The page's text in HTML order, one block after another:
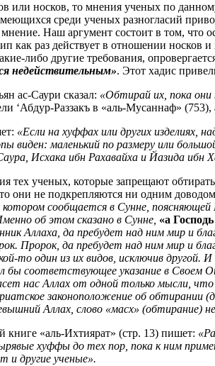
или носков, то мнения ученых по
среди ученых разногласий
Наш аргумент состоит в том, что
как раз действует в отношении носков
либо другие требования,
недействительным». Этот хадис
ас-Саури сказал: «Обтирай их, пока
‘Абдур-Раззакъ в «аль-Мусаннаф» (753),
«Если на хуффах или других изделиях,
виден: маленький по размеру или
Исхака ибн Рахавайха и Йазида ибн
тех ученых, которые запрещают
они не подкрепляются ни одним
котором сообщается в Сунне,
об этом сказано в Сунне, «а
Аллаха, да пребудет над ним мир и
Пророк, да пребудет над ним мир и
то один из их видов, исключив
бы соответствующее указание в Своем
нас Аллах от одной только мысли,
законоположение об обтирании
Аллах, слово «масх» (обтирание)
«аль-Ихтиярат» (стр. 13) пишет:
хуффы до тех пор, пока к ним
и другие ученые».